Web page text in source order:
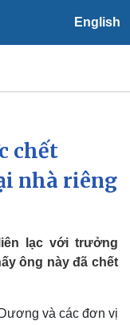
English
thời tiết
chết
nhà riêng
lạc với trưởng
ông này đã chết
và các đơn vị